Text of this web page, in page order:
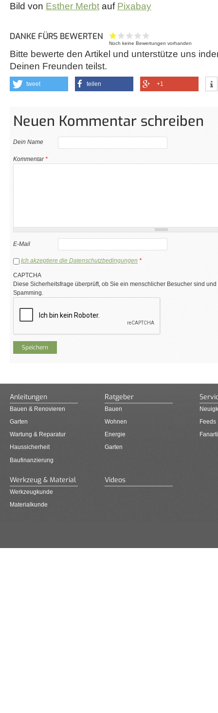
Bild von Esther Merbt auf Pixabay
DANKE FÜRS BEWERTEN
Noch keine Bewertungen vorhanden
Bitte bewerte den Artikel und unterstütze uns
Deinen Freunden teilst.
tweet teilen +1
Neuen Kommentar schreiben
Dein Name
Kommentar*
E-Mail
Ich akzeptiere die Datenschutzbedingungen *
CAPTCHA
Diese Sicherheitsfrage überprüft, ob Sie ein menschlicher Besucher sind
Spamming.
Anleitungen
Bauen & Renovieren
Garten
Wartung & Reparatur
Haussicherheit
Baufinanzierung
Ratgeber
Bauen
Wohnen
Energie
Garten
Feeds
Werkzeug & Material
Werkzeugkunde
Materialkunde
Videos